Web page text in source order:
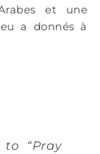
et une
a donnés à
to “Pray